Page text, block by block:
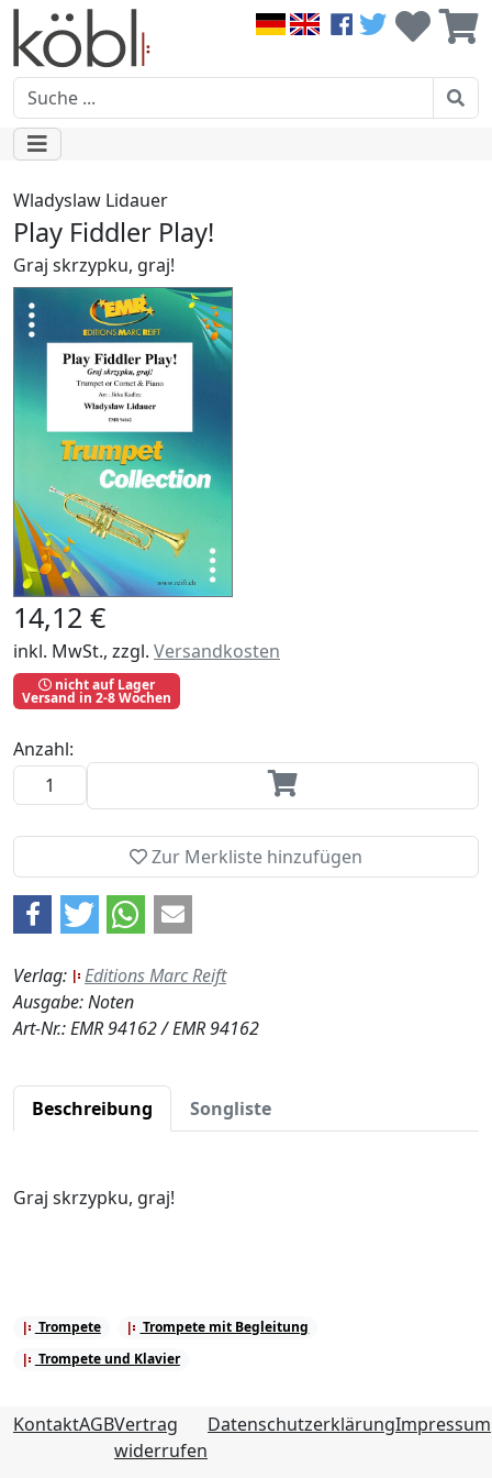
Wladyslaw Lidauer
Play Fiddler Play!
Graj skrzypku, graj!
Verlag:
Editions Marc Reift
Ausgabe: Noten
Art-Nr.: EMR 94162 / EMR 94162
Beschreibung Songliste
Graj skrzypku, graj!
Trompete
Trompete mit Begleitung
Trompete und Klavier
14,12 €
inkl. MwSt., zzgl. Versandkosten
nicht auf Lager
Versand in 2-8 Wochen
Anzahl:
Zur Merkliste hinzufügen
KontaktAGBVertrag
widerrufen
DatenschutzerklärungImpressum